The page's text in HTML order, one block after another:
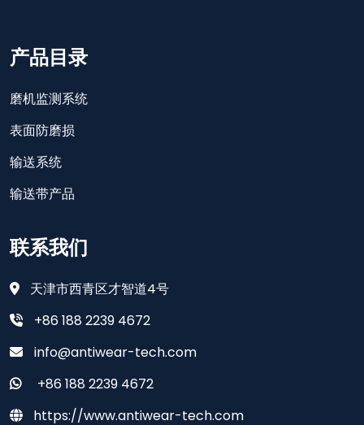
产品目录
磨机监测系统
表面防磨损
输送系统
输送带产品
联系我们
天津市西青区才智道4号
+86 188 2239 4672
info@antiwear-tech.com
+86 188 2239 4672
https://www.antiwear-tech.com